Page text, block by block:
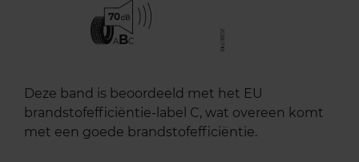
70
ABC
Deze band is beoordeeld met het EU
brandstofefficiëntie-label C, wat overeen komt
met een goede brandstofefficiëntie.